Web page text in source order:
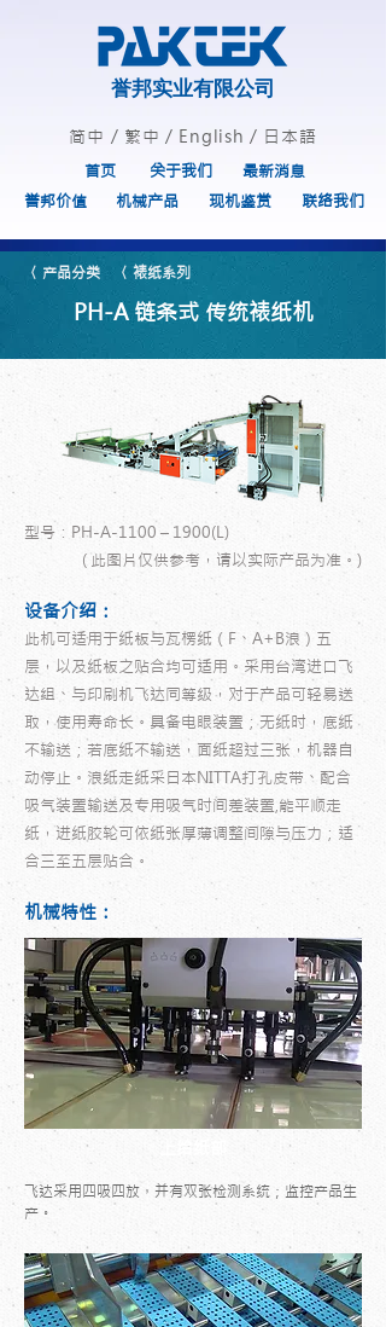
誉邦实业有限公司
简中 / 繁中 / English / 日本語
首页 关于我们
最新消息
誉邦价值
机械产品 现机鉴赏 联络我们
〈 产品分类 〈 裱纸系列
PH-A 链条式 传统裱纸机
型号：PH-A-1100 – 1900(L)
( 此图片仅供参考，请以实际产品为准。)
设备介绍：
此机可适用于纸板与瓦楞纸（F、A+B浪）五
层，以及纸板之贴合均可适用。采用台湾进口飞
达组、与印刷机飞达同等级，对于产品可轻易送
取，使用寿命长。具备电眼装置；无纸时，底纸
不输送；若底纸不输送，面纸超过三张，机器自
动停止。浪纸走纸采日本NITTA打孔皮带、配合
吸气装置输送及专用吸气时间差装置,能平顺走
纸，进纸胶轮可依纸张厚薄调整间隙与压力；适
合三至五层贴合。
机械特性：
上给纸部
飞达采用四吸四放，并有双张检测系统；监控产品生
产。